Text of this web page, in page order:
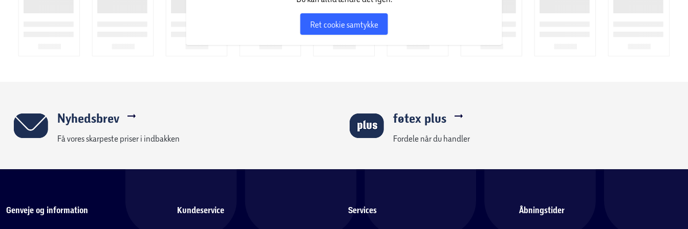
Ret cookie samtykke
Nyhedsbrev
Få vores skarpeste priser i indbakken
føtex plus
Fordele når du handler
Genveje og information Kundeservice Services Åbningstider